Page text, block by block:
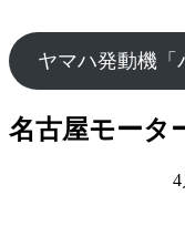
ヤマハ発動機「
名古屋モータ